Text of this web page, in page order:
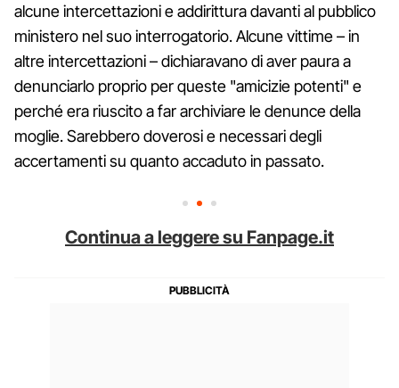
alcune intercettazioni e addirittura davanti al pubblico
ministero nel suo interrogatorio. Alcune vittime – in
altre intercettazioni – dichiaravano di aver paura a
denunciarlo proprio per queste "amicizie potenti" e
perché era riuscito a far archiviare le denunce della
moglie. Sarebbero doverosi e necessari degli
accertamenti su quanto accaduto in passato.
Continua a leggere su Fanpage.it